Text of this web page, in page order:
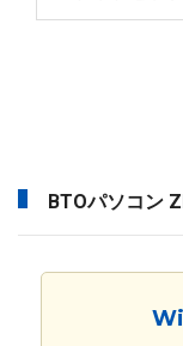
BTOパソコン